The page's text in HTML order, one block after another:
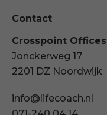
Contact
Crosspoint Offices
Jonckerweg 17
2201 DZ Noordwijk
info@lifecoach.nl